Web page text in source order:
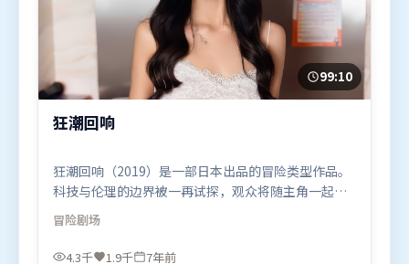
99:10
狂潮回响
狂潮回响（2019）是一部日本出品的冒险类型作品。
科技与伦理的边界被一再试探，观众将随主角一起经
历道德震荡。群像刻画各有弧光，配角亦承担叙事推
进功能。由雷德利·斯科特执导，赵丽颖、宋康昊、
提莫西·查拉米，白宇等联袂出演。影片于2019年3
冒险剧场
4.3千 1.9千 7年前